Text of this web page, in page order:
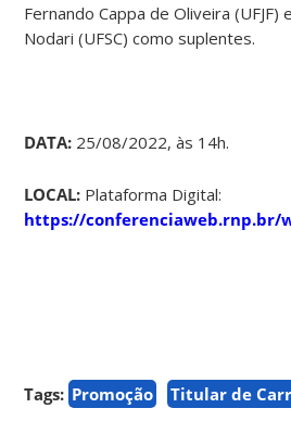
Fernando Cappa de Oliveira (UFJF)
Nodari (UFSC) como suplentes.
DATA: 25/08/2022, às 14h.
LOCAL: Plataforma Digital:
https://conferenciaweb.rnp.br/
Tags: Promoção Titular de